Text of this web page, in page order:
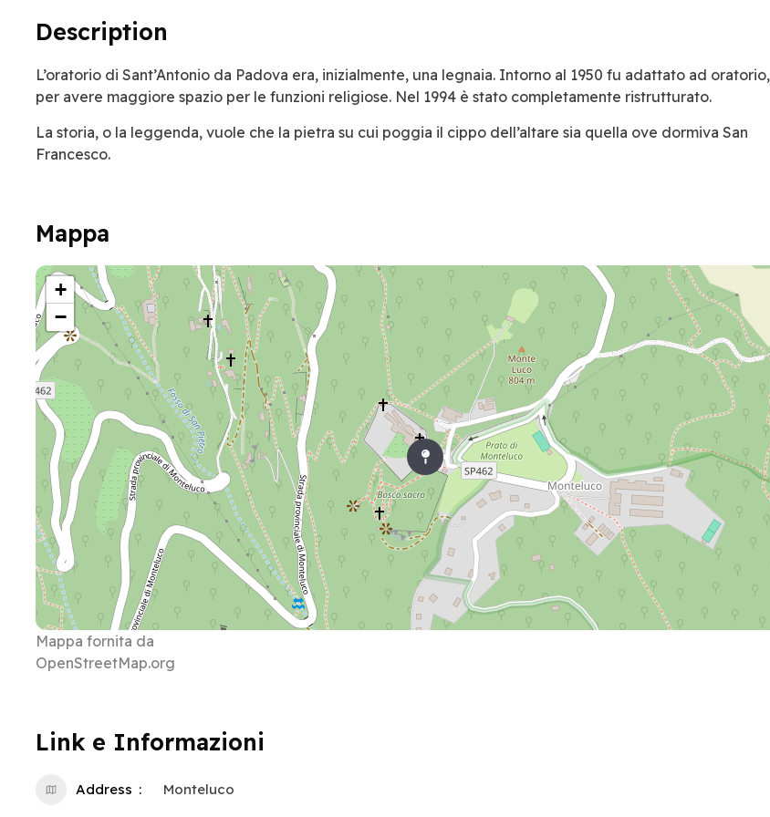
Description
L’oratorio di Sant’Antonio da Padova era, inizialmente, una legnaia. Intorno al 1950 fu adattato ad oratorio,
per avere maggiore spazio per le funzioni religiose. Nel 1994 è stato completamente ristrutturato.
La storia, o la leggenda, vuole che la pietra su cui poggia il cippo dell’altare sia quella ove dormiva San
Francesco.
Mappa
+
−
Mappa fornita da
OpenStreetMap.org
Link e Informazioni
Address Monteluco